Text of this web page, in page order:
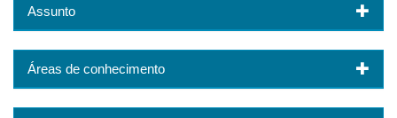
Assunto
Áreas de conhecimento